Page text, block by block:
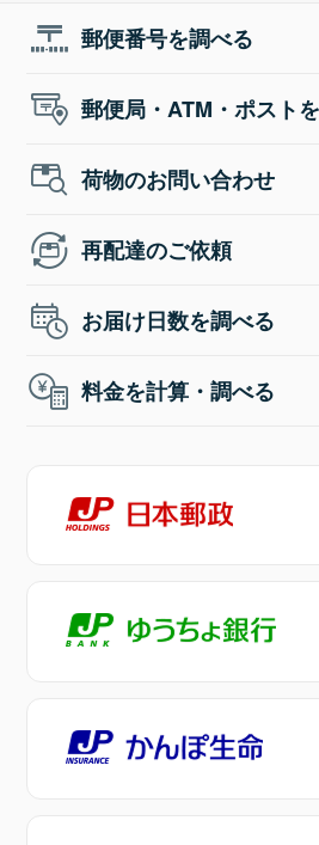
郵便番号を調べる
郵便局・ATM・ポスト
荷物のお問い合わせ
再配達のご依頼
お届け日数を調べる
料金を計算・調べる